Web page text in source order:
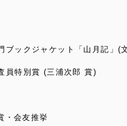
ブックジャケット「山月記」(
員特別賞 (三浦次郎 賞)
・会友推挙